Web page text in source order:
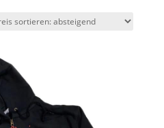
sortiert: